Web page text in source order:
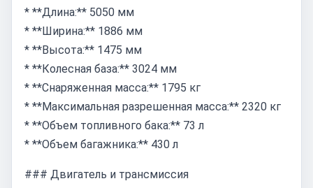
* **Длина:** 5050 мм
* **Ширина:** 1886 мм
* **Высота:** 1475 мм
* **Колесная база:** 3024 мм
* **Снаряженная масса:** 1795 кг
* **Максимальная разрешенная масса:** 2320 кг
* **Объем топливного бака:** 73 л
* **Объем багажника:** 430 л
### Двигатель и трансмиссия